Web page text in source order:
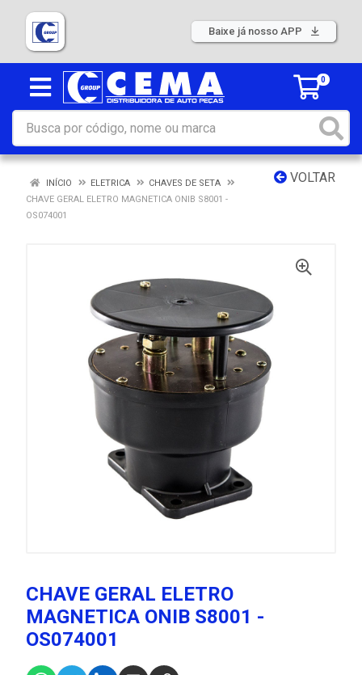
Baixe já nosso APP
0
VOLTAR
INÍCIO ELETRICA
CHAVES DE SETA
CHAVE GERAL ELETRO MAGNETICA ONIB S8001 -
OS074001
CHAVE GERAL ELETRO
MAGNETICA ONIB S8001 -
OS074001